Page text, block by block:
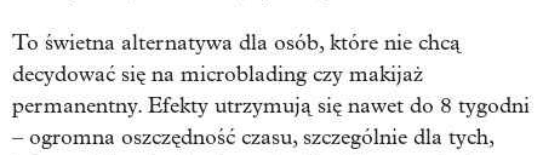
To świetna alternatywa dla osób, które nie chcą
decydować się na microblading czy makijaż
permanentny. Efekty utrzymują się nawet do 8 tygodni
– ogromna oszczędność czasu, szczególnie dla tych,